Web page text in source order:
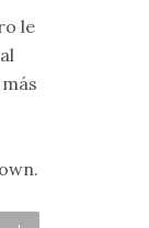
le